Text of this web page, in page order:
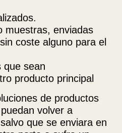
muestras, enviadas
coste alguno para el
que sean
producto principal
de productos
volver a
que se enviara en